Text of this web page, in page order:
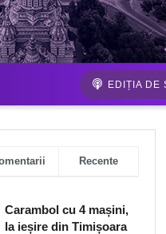
EDIȚIA DE
Recente
Carambol cu 4 mașini,
la ieșire din Timișoara